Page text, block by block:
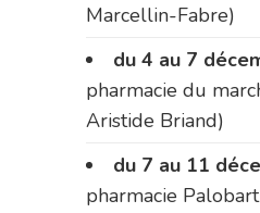
Marcellin-Fabre)
du 4 au 7
pharmacie du
Aristide Briand)
du 7 au 11
pharmacie